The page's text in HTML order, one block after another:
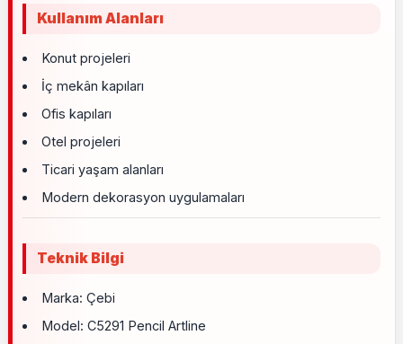
Kullanım Alanları
Konut projeleri
İç mekân kapıları
Ofis kapıları
Otel projeleri
Ticari yaşam alanları
Modern dekorasyon uygulamaları
Teknik Bilgi
Marka: Çebi
Model: C5291 Pencil Artline